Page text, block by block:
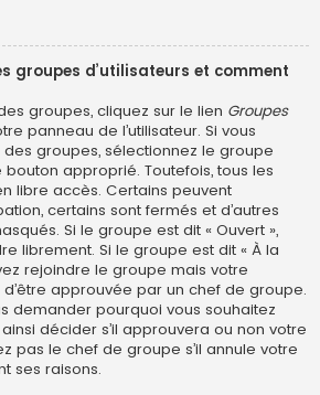
groupes d’utilisateurs et comment
groupes, cliquez sur le lien Groupes
panneau de l’utilisateur. Si vous
groupes, sélectionnez le groupe
approprié. Toutefois, tous les
libre accès. Certains peuvent
certains sont fermés et d’autres
Si le groupe est dit « Ouvert »,
librement. Si le groupe est dit « À la
rejoindre le groupe mais votre
approuvée par un chef de groupe.
demander pourquoi vous souhaitez
décider s’il approuvera ou non votre
pas le chef de groupe s’il annule votre
ses raisons.